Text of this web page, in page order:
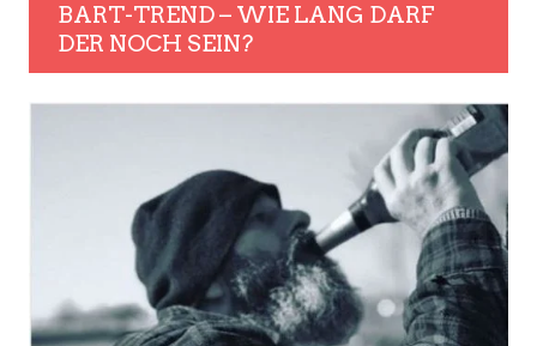
BART-TREND – WIE LANG DARF
DER NOCH SEIN?